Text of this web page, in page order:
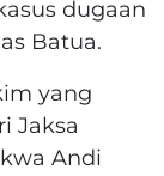
dugaan
Batua.
yang
Jaksa
Andi